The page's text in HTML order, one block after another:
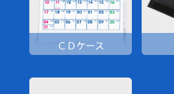
ＣＤケース